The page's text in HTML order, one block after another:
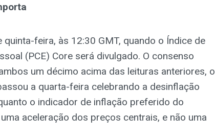
feira, às 12:30 GMT, quando o Índice de
(PCE) Core será divulgado. O consenso
um décimo acima das leituras anteriores, o
a quarta-feira celebrando a desinflação
o indicador de inflação preferido do
aceleração dos preços centrais, e não uma